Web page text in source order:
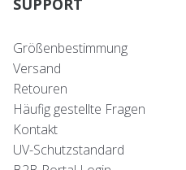
SUPPORT
Größenbestimmung
Versand
Retouren
Häufig gestellte Fragen
Kontakt
UV-Schutzstandard